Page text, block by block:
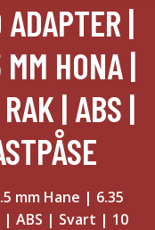
|
HONA |
| ABS |
mm Hane | 6.35
| ABS | Svart | 10